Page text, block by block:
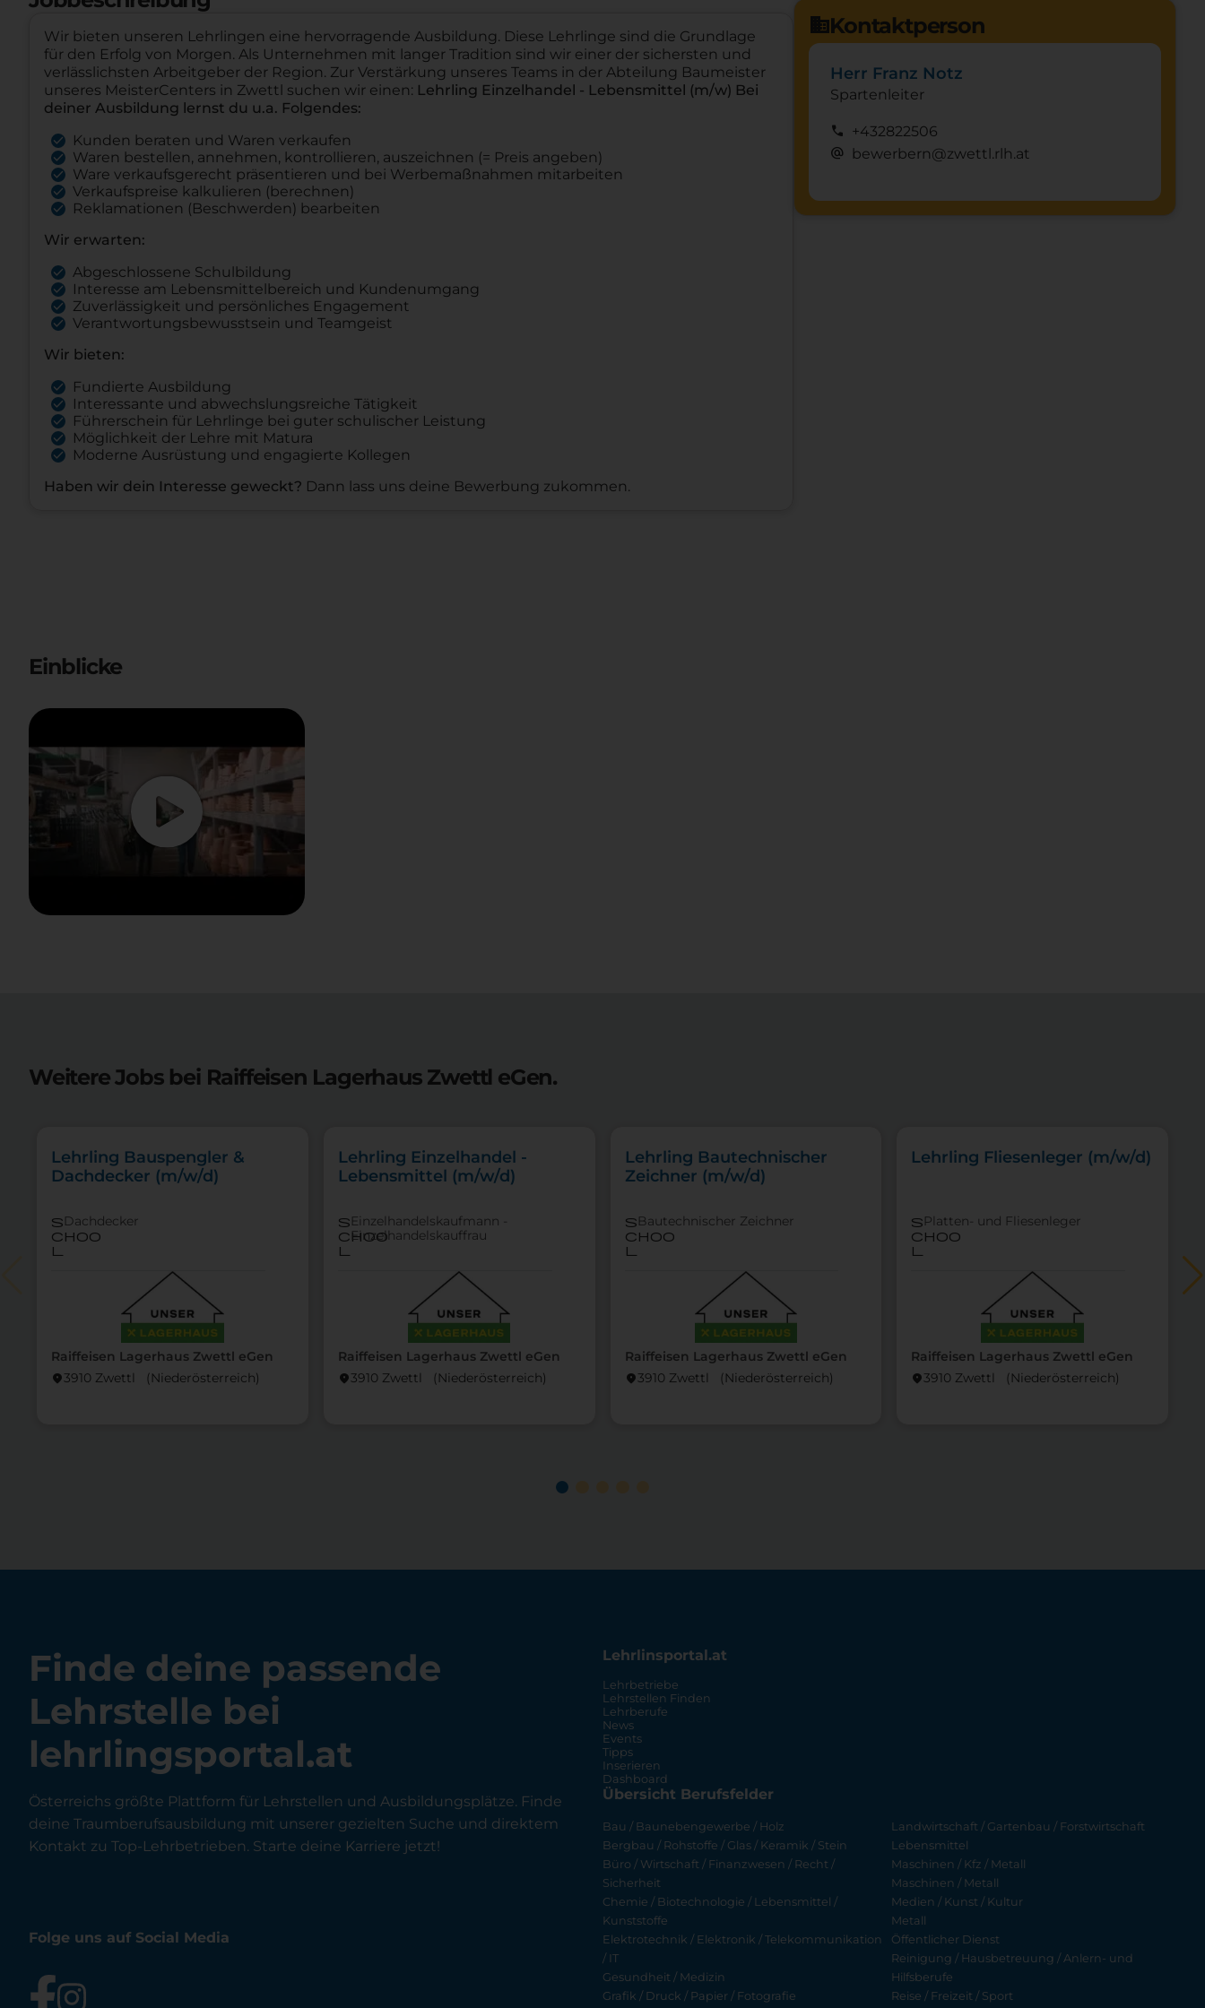
Wir bieten unseren Lehrlingen eine hervorragende Ausbildung. Diese Lehrlinge sind die Grundlage
für den Erfolg von Morgen. Als Unternehmen mit langer Tradition sind wir einer der sichersten und
verlässlichsten Arbeitgeber der Region. Zur Verstärkung unseres Teams in der Abteilung Baumeister
unseres MeisterCenters in Zwettl suchen wir einen: Lehrling Einzelhandel - Lebensmittel (m/w) Bei
deiner Ausbildung lernst du u.a. Folgendes:
Kunden beraten und Waren verkaufen
Waren bestellen, annehmen, kontrollieren, auszeichnen (= Preis angeben)
Ware verkaufsgerecht präsentieren und bei Werbemaßnahmen mitarbeiten
Verkaufspreise kalkulieren (berechnen)
Reklamationen (Beschwerden) bearbeiten
Wir erwarten:
Abgeschlossene Schulbildung
Interesse am Lebensmittelbereich und Kundenumgang
Zuverlässigkeit und persönliches Engagement
Verantwortungsbewusstsein und Teamgeist
Wir bieten:
Fundierte Ausbildung
Interessante und abwechslungsreiche Tätigkeit
Füh­rer­schein für Lehr­linge bei guter schu­li­scher Leis­tung
Mög­lich­keit der Lehre mit Matura
Moderne Ausrüstung und engagierte Kollegen
Haben wir dein Interesse geweckt? Dann lass uns deine Bewerbung zukommen.
domainKontaktperson
Herr Franz Notz
Spartenleiter
call +432822506
alternate_email bewerbern@zwettl.rlh.at
Einblicke
Weitere Jobs bei Raiffeisen Lagerhaus Zwettl eGen.
Raiffeisen Lagerhaus Zwettl eGen
location_on3910 Zwettl (Nieder­österreich)
Lehrling Bauspengler &
Dachdecker (m/w/d)
s
choo
l
Dachdecker
Raiffeisen Lagerhaus Zwettl eGen
location_on3910 Zwettl (Nieder­österreich)
Lehrling Einzelhandel -
Lebensmittel (m/w/d)
s
choo
l
Einzelhandelskaufmann -
Einzelhandelskauffrau
Raiffeisen Lagerhaus Zwettl eGen
location_on3910 Zwettl (Nieder­österreich)
Lehrling Bautechnischer
Zeichner (m/w/d)
s
choo
l
Bautechnischer Zeichner
Raiffeisen Lagerhaus Zwettl eGen
location_on3910 Zwettl (Nieder­österreich)
Lehrling Fliesenleger (m/w/d)
s
choo
l
Platten- und Fliesenleger
Finde deine passende
Lehrstelle bei
lehrlingsportal.at
Österreichs größte Plattform für Lehrstellen und Ausbildungsplätze. Finde
deine Traumberufsausbildung mit unserer gezielten Suche und direktem
Kontakt zu Top-Lehrbetrieben. Starte deine Karriere jetzt!
Folge uns auf Social Media
Lehrlinsportal.at
Lehrbetriebe
Lehrstellen Finden
Lehrberufe
News
Events
Tipps
Inserieren
Dashboard
Übersicht Berufsfelder
Bau / Baunebengewerbe / Holz
Bergbau / Rohstoffe / Glas / Keramik / Stein
Büro / Wirtschaft / Finanzwesen / Recht /
Sicherheit
Chemie / Biotechnologie / Lebensmittel /
Kunststoffe
Elektrotechnik / Elektronik / Telekommunikation
/ IT
Gesundheit / Medizin
Grafik / Druck / Papier / Fotografie
Landwirtschaft / Gartenbau / Forstwirtschaft
Lebensmittel
Maschinen / Kfz / Metall
Maschinen / Metall
Medien / Kunst / Kultur
Metall
Öffentlicher Dienst
Reinigung / Hausbetreuung / Anlern- und
Hilfsberufe
Reise / Freizeit / Sport